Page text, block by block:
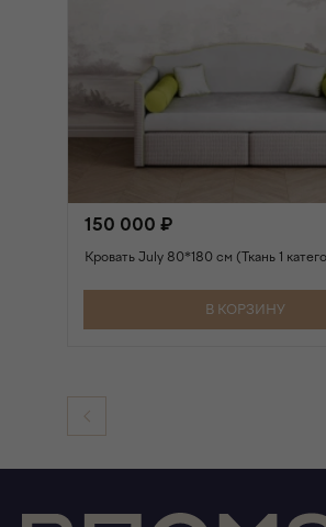
150 000 ₽
Кровать July 80*180 см (Ткань 1
В КОРЗИНУ